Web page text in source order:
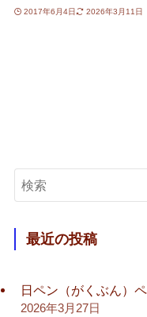
2017年6月4日 2026年3月11日
最近の投稿
日ペン（がくぶん）
2026年3月27日